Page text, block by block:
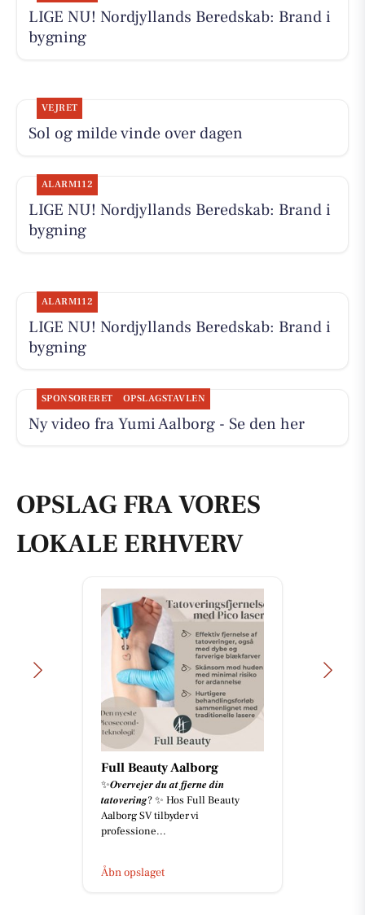
LIGE NU! Nordjyllands Beredskab: Brand i
bygning
VEJRET
Sol og milde vinde over dagen
ALARM112
LIGE NU! Nordjyllands Beredskab: Brand i
bygning
ALARM112
LIGE NU! Nordjyllands Beredskab: Brand i
bygning
SPONSORERET OPSLAGSTAVLEN
Ny video fra Yumi Aalborg - Se den her
OPSLAG FRA VORES
LOKALE ERHVERV
Full Beauty Aalborg
✨𝑶𝒗𝒆𝒓𝒗𝒆𝒋𝒆𝒓 𝒅𝒖 𝒂𝒕 𝒇𝒋𝒆𝒓𝒏𝒆 𝒅𝒊𝒏
𝒕𝒂𝒕𝒐𝒗𝒆𝒓𝒊𝒏𝒈? ✨ Hos Full Beauty
Aalborg SV tilbyder vi
professione...
Åbn opslaget